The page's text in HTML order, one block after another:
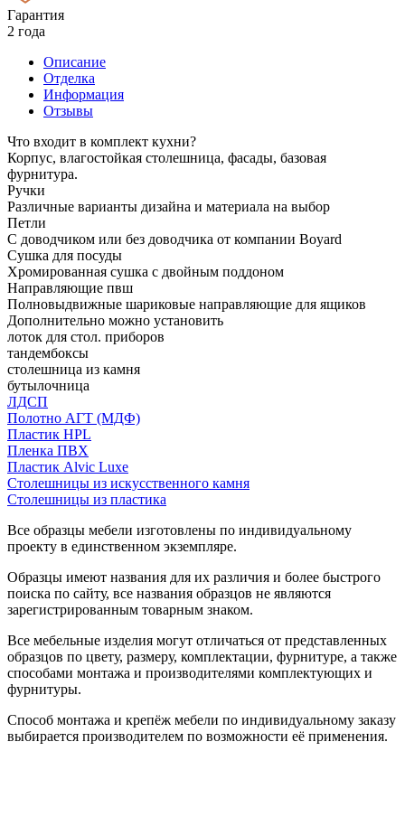
Гарантия
2 года
Описание
Отделка
Информация
Отзывы
Что входит в комплект кухни?
Корпус, влагостойкая столешница, фасады, базовая
фурнитура.
Ручки
Различные варианты дизайна и материала на выбор
Петли
С доводчиком или без доводчика от компании Boyard
Сушка для посуды
Хромированная сушка с двойным поддоном
Направляющие пвш
Полновыдвижные шариковые направляющие для ящиков
Дополнительно можно установить
лоток для стол. приборов
тандембоксы
столешница из камня
бутылочница
ЛДСП
Полотно АГТ (МДФ)
Пластик HPL
Пленка ПВХ
Пластик Alvic Luxe
Столешницы из искусственного камня
Столешницы из пластика
Все образцы мебели изготовлены по индивидуальному
проекту в единственном экземпляре.
Образцы имеют названия для их различия и более быстрого
поиска по сайту, все названия образцов не являются
зарегистрированным товарным знаком.
Все мебельные изделия могут отличаться от представленных
образцов по цвету, размеру, комплектации, фурнитуре, а также
способами монтажа и производителями комплектующих и
фурнитуры.
Способ монтажа и крепёж мебели по индивидуальному заказу
выбирается производителем по возможности её применения.